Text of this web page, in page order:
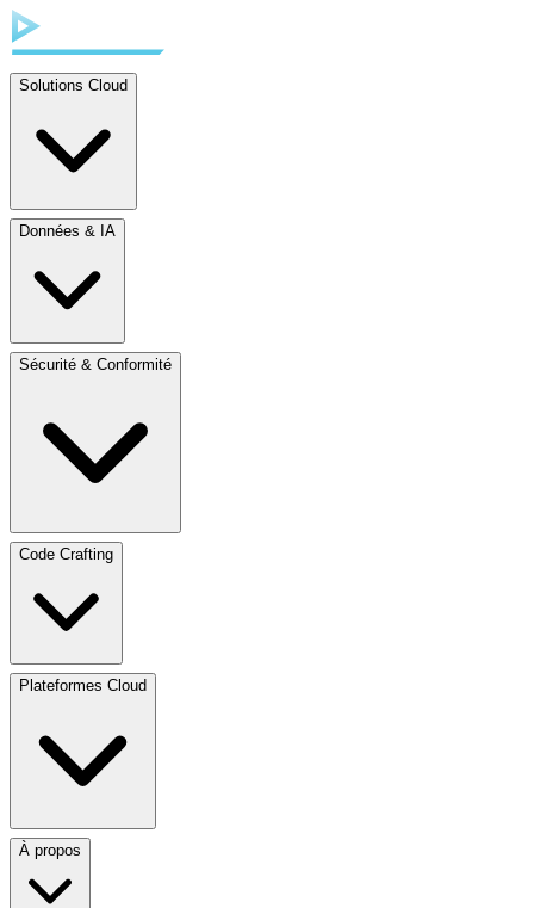
Solutions Cloud
Données & IA
Sécurité & Conformité
Code Crafting
Plateformes Cloud
À propos